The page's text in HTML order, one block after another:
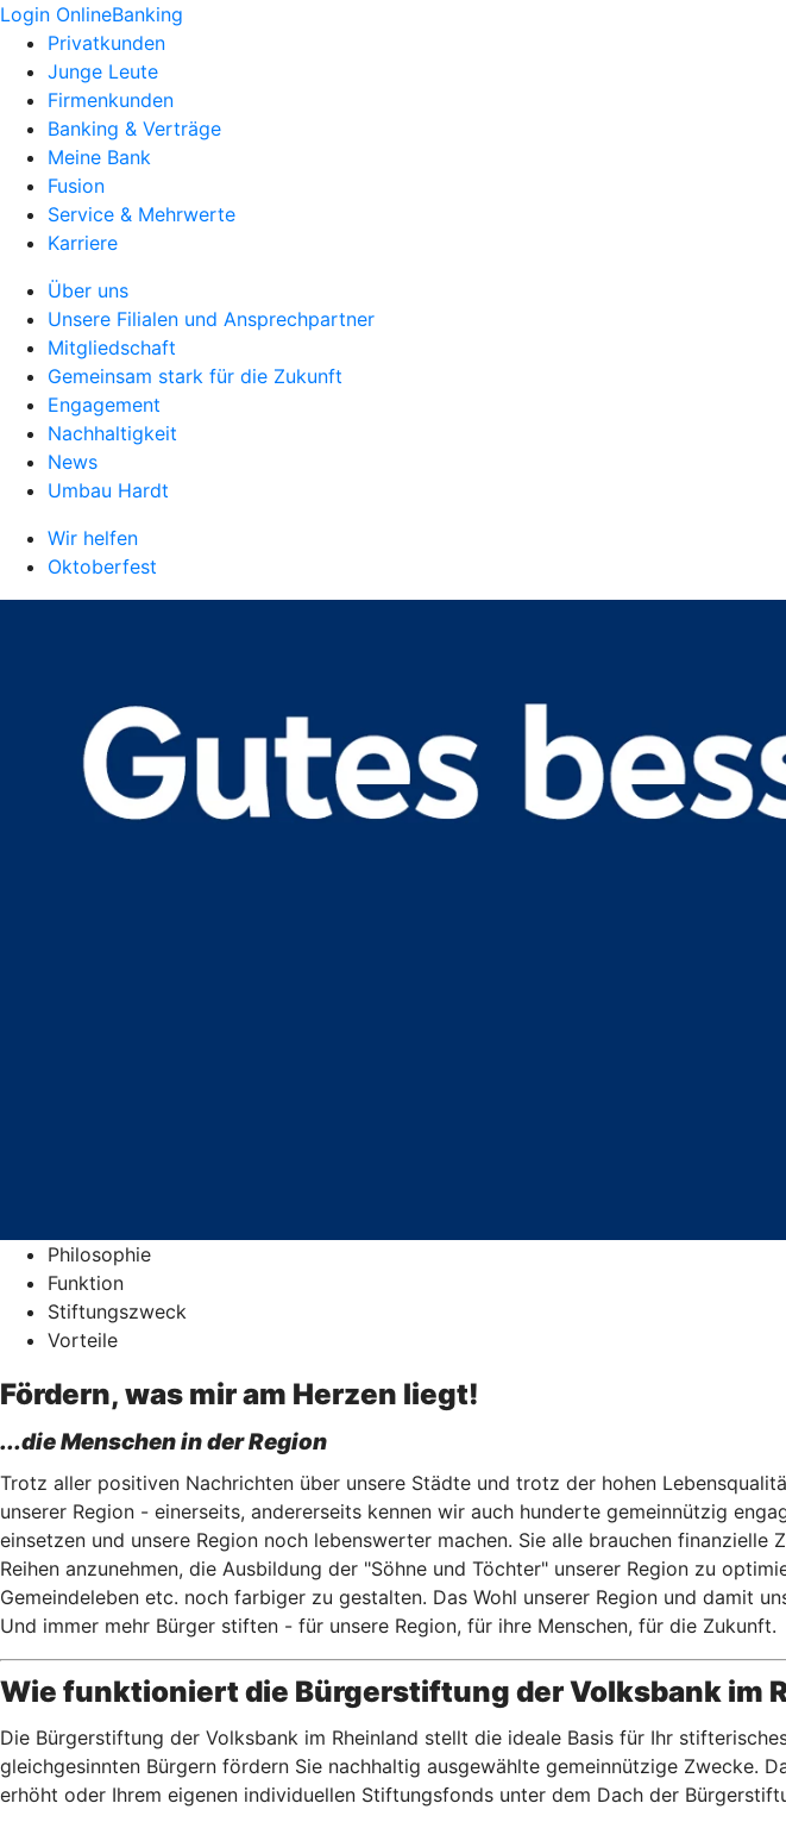
Login OnlineBanking
Privatkunden
Junge Leute
Firmenkunden
Banking & Verträge
Meine Bank
Fusion
Service & Mehrwerte
Karriere
Über uns
Unsere Filialen und Ansprechpartner
Mitgliedschaft
Gemeinsam stark für die Zukunft
Engagement
Nachhaltigkeit
News
Umbau Hardt
Wir helfen
Oktoberfest
Philosophie
Funktion
Stiftungszweck
Vorteile
Fördern, was mir am Herzen liegt!
...die Menschen in der Region
Trotz aller positiven Nachrichten über unsere Städte und trotz der hohen
unserer Region - einerseits, andererseits kennen wir auch hunderte gemeinnützig
einsetzen und unsere Region noch lebenswerter machen. Sie alle brauchen
Reihen anzunehmen, die Ausbildung der "Söhne und Töchter" unserer Region zu
Gemeindeleben etc. noch farbiger zu gestalten. Das Wohl unserer Region und damit
Und immer mehr Bürger stiften - für unsere Region, für ihre Menschen, für die Zukunft.
Wie funktioniert die Bürgerstiftung der Volksbank im
Die Bürgerstiftung der Volksbank im Rheinland stellt die ideale Basis für Ihr
gleichgesinnten Bürgern fördern Sie nachhaltig ausgewählte gemeinnützige Zwecke.
erhöht oder Ihrem eigenen individuellen Stiftungsfonds unter dem Dach der